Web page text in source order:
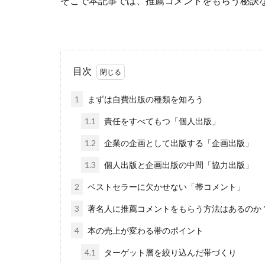
目次
1 まずは自費出版の種類を知ろう
1.1 責任をすべてもつ「個人出版」
1.2 企業の企画として出版する「企画出版」
1.3 個人出版と企画出版の中間「協力出版」
2 ベストセラーに欠かせない「帯コメント」
3 著名人に推薦コメントをもらう方法はあるのか
4 本の売上が変わる帯のポイント
4.1 ターゲット層を絞り込んだ帯づくり